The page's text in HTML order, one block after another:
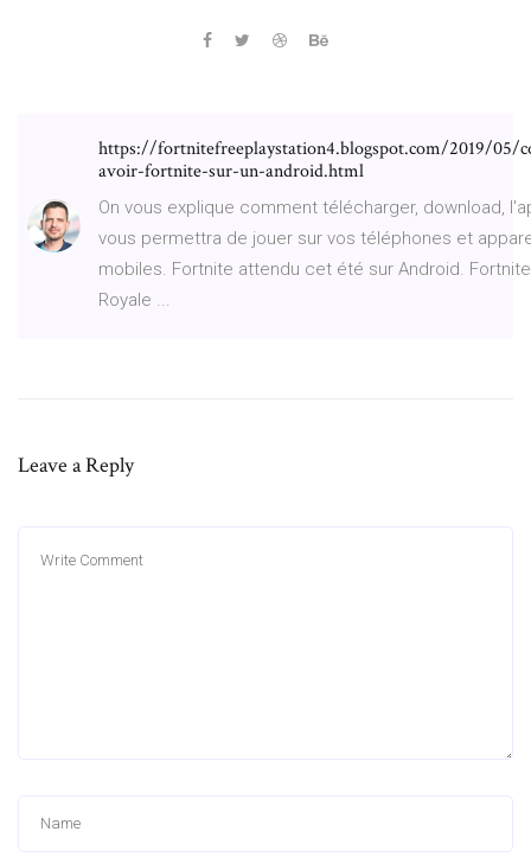
https://fortnitefreeplaystation4.blogspot.com/2019/05/
avoir-fortnite-sur-un-android.html
On vous explique comment télécharger, download,
vous permettra de jouer sur vos téléphones et
mobiles. Fortnite attendu cet été sur Android.
Royale ...
Leave a Reply